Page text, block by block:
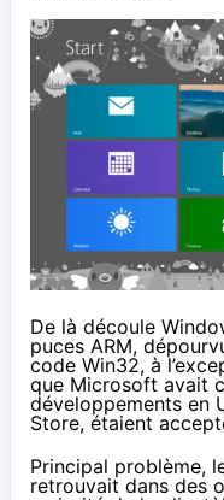
De là découle
puces ARM,
code Win32, à
que Microsoft avait
développements en
Store, étaient
Principal problème,
retrouvait dans des